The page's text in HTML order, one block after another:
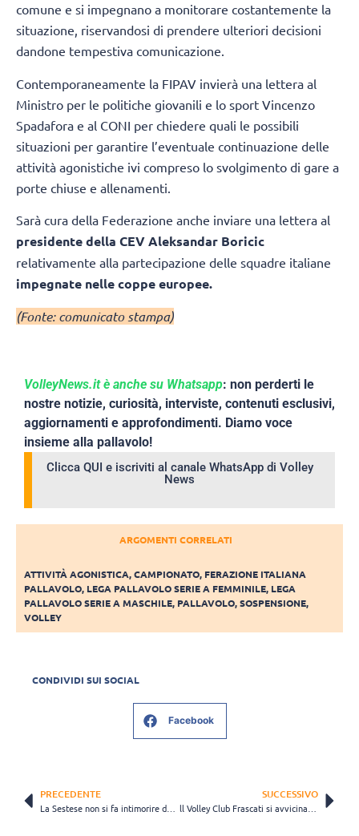
comune e si impegnano a monitorare costantemente la
situazione, riservandosi di prendere ulteriori decisioni
dandone tempestiva comunicazione.
Contemporaneamente la FIPAV invierà una lettera al
Ministro per le politiche giovanili e lo sport Vincenzo
Spadafora e al CONI per chiedere quali le possibili
situazioni per garantire l’eventuale continuazione delle
attività agonistiche ivi compreso lo svolgimento di gare a
porte chiuse e allenamenti.
Sarà cura della Federazione anche inviare una lettera al
presidente della CEV Aleksandar Boricic
relativamente alla partecipazione delle squadre italiane
impegnate nelle coppe europee.
(Fonte: comunicato stampa)
VolleyNews.it è anche su Whatsapp: non perderti le
nostre notizie, curiosità, interviste, contenuti esclusivi,
aggiornamenti e approfondimenti. Diamo voce
insieme alla pallavolo!
Clicca QUI e iscriviti al canale WhatsApp di Volley
News
ARGOMENTI CORRELATI
ATTIVITÀ AGONISTICA,CAMPIONATO, FERAZIONE ITALIANA
PALLAVOLO, LEGA PALLAVOLO SERIE A FEMMINILE, LEGA
PALLAVOLO SERIE A MASCHILE, PALLAVOLO,SOSPENSIONE,
VOLLEY
CONDIVIDI SUI SOCIAL
Facebook
PRECEDENTE SUCCESSIVO